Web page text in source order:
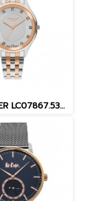
LEE COOPER LC07867.530 35 MM.นาฬิกาข้อมือผู้หญิง Silver / Rose Gold